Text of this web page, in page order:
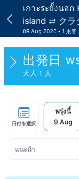
เกาะระยั้งนอ
island
クラ
09 Aug 2026 1 乗客
出発日 พ
大人 1 人
日付を選択
พรุ่งนี้
9 Aug